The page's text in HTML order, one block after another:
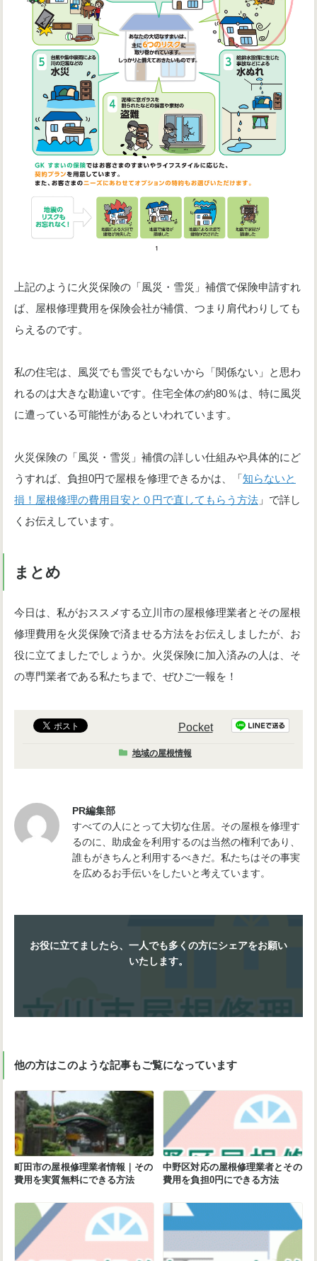
上記のように火災保険の「風災・雪災」補償で保険申請すれ
ば、屋根修理費用を保険会社が補償、つまり肩代わりしても
らえるのです。
私の住宅は、風災でも雪災でもないから「関係ない」と思わ
れるのは大きな勘違いです。住宅全体の約80％は、特に風災
に遭っている可能性があるといわれています。
火災保険の「風災・雪災」補償の詳しい仕組みや具体的にど
うすれば、負担0円で屋根を修理できるかは、「知らないと
損！屋根修理の費用目安と０円で直してもらう方法 」で詳し
くお伝えしています。
まとめ
今日は、私がおススメする立川市の屋根修理業者とその屋根
修理費用を火災保険で済ませる方法をお伝えしましたが、お
役に立てましたでしょうか。火災保険に加入済みの人は、そ
の専門業者である私たちまで、ぜひご一報を！
Pocket
地域の屋根情報
PR編集部
すべての人にとって大切な住居。その屋根を修理す
るのに、助成金を利用するのは当然の権利であり、
誰もがきちんと利用するべきだ。私たちはその事実
を広めるお手伝いをしたいと考えています。
お役に立てましたら、一人でも多くの方にシェアをお願い
いたします。
他の方はこのような記事もご覧になっています
町田市の屋根修理業者情報｜その
費用を実質無料にできる方法
中野区対応の屋根修理業者とその
費用を負担0円にできる方法